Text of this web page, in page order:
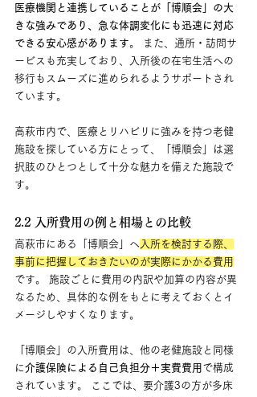
医療機関と連携していることが「博順会」の大
きな強みであり、急な体調変化にも迅速に対応
できる安心感があります。 また、通所・訪問サ
ービスも充実しており、入所後の在宅生活への
移行もスムーズに進められるようサポートされ
ています。
高萩市内で、医療とリハビリに強みを持つ老健
施設を探している方にとって、「博順会」は選
択肢のひとつとして十分な魅力を備えた施設で
す。
2.2 入所費用の例と相場との比較
高萩市にある「博順会」へ 入所を検討する際、
事前に把握しておきたいのが実際にかかる費用
です。 施設ごとに費用の内訳や加算の内容が異
なるため、具体的な例をもとに考えておくとイ
メージしやすくなります。
「博順会」の入所費用は、他の老健施設と同様
に介護保険による自己負担分＋実費費用 で構成
されています。 ここでは、要介護3の方が多床